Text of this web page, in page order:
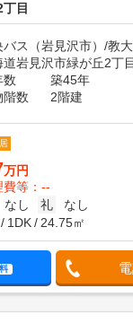
目
バス（岩見沢市）/教
道岩見沢市緑が丘2丁目
数
築45年
階数
2階建
万円
費等：--
なし 礼
なし
1DK 24.75㎡